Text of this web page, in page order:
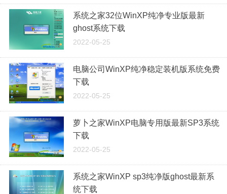
系统之家32位WinXP纯净专业版最新
ghost系统下载
2022-05-25
电脑公司WinXP纯净稳定装机版系统免费
下载
2022-05-25
萝卜之家WinXP电脑专用版最新SP3系统
下载
2022-05-25
系统之家WinXP sp3纯净版ghost最新系
统下载